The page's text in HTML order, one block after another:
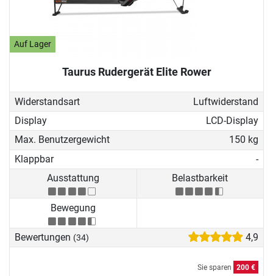
Auf Lager
Taurus Rudergerät Elite Rower
Widerstandsart
Luftwiderstand
Display
LCD-Display
Max. Benutzergewicht
150 kg
Klappbar
-
Ausstattung
Belastbarkeit
Bewegung
Bewertungen (34) 4,9
Sie sparen 200 €